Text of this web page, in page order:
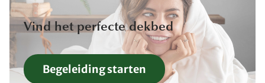
Vind het perfecte dekbed
Begeleiding starten